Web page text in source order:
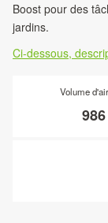
Boost pour des
jardins.
Ci-dessous,
Volume
986